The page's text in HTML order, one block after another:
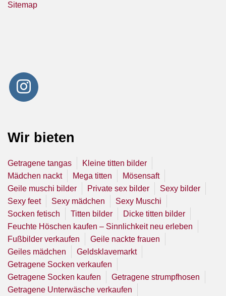
Sitemap
Wir bieten
Getragene tangas
Kleine titten bilder
Mädchen nackt
Mega titten
Mösensaft
Geile muschi bilder
Private sex bilder
Sexy bilder
Sexy feet
Sexy mädchen
Sexy Muschi
Socken fetisch
Titten bilder
Dicke titten bilder
Feuchte Höschen kaufen – Sinnlichkeit neu erleben
Fußbilder verkaufen
Geile nackte frauen
Geiles mädchen
Geldsklavemarkt
Getragene Socken verkaufen
Getragene Socken kaufen
Getragene strumpfhosen
Getragene Unterwäsche verkaufen